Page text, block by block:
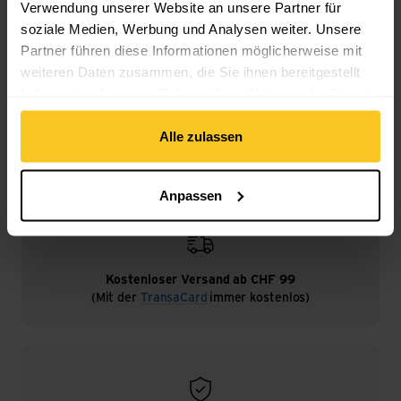
Verwendung unserer Website an unsere Partner für
soziale Medien, Werbung und Analysen weiter. Unsere
Partner führen diese Informationen möglicherweise mit
weiteren Daten zusammen, die Sie ihnen bereitgestellt
gesammelt haben.
Alle zulassen
Anpassen
Beschreibung
Spezifikation
Kostenloser Versand ab CHF 99
(Mit der TransaCard immer kostenlos)